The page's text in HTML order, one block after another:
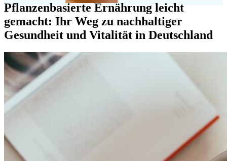
Pflanzenbasierte Ernährung leicht
gemacht: Ihr Weg zu nachhaltiger
Gesundheit und Vitalität in Deutschland